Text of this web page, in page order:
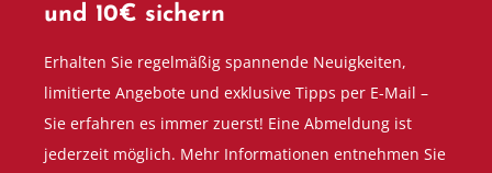
und 10€ sichern
Erhalten Sie regelmäßig spannende Neuigkeiten,
limitierte Angebote und exklusive Tipps per E-Mail –
Sie erfahren es immer zuerst! Eine Abmeldung ist
jederzeit möglich. Mehr Informationen entnehmen Sie